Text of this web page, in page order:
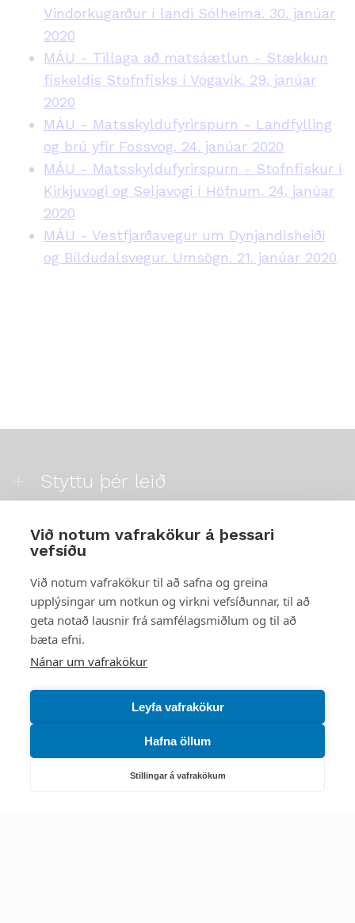
Við notum vafrakökur á þessari
vefsíðu
Við notum vafrakökur til að safna og greina
upplýsingar um notkun og virkni vefsíðunnar, til að
geta notað lausnir frá samfélagsmiðlum og til að
bæta efni.
Nánar um vafrakökur
Leyfa vafrakökur
Hafna öllum
Stillingar á vafrakökum
Vindorkugarður í landi Sólheima. 30. janúar
2020
MÁU - Tillaga að matsáætlun - Stækkun
fiskeldis Stofnfisks í Vogavík. 29. janúar
2020
MÁU - Matsskyldufyrirspurn - Landfylling
og brú yfir Fossvog. 24. janúar 2020
MÁU - Matsskyldufyrirspurn - Stofnfiskur í
Kirkjuvogi og Seljavogi í Höfnum. 24. janúar
2020
MÁU - Vestfjarðavegur um Dynjandisheiði
og Bíldudalsvegur. Umsögn. 21. janúar 2020
Styttu þér leið
Náttúruverndarstofnun
Netfang: nattura@nattura.is
Sími: 55 66 800
Umhverfis- og orkustofnun